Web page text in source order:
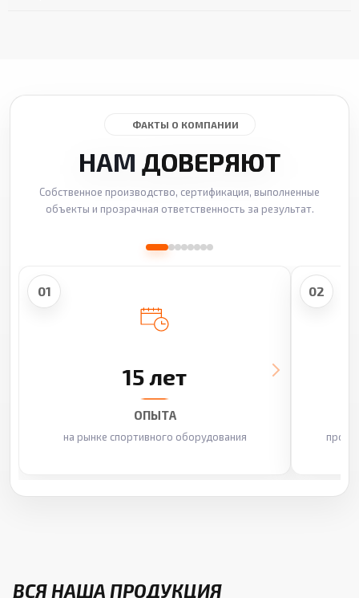
ФАКТЫ О КОМПАНИИ
НАМ ДОВЕРЯЮТ
Собственное производство, сертификация, выполненные
объекты и прозрачная ответственность за результат.
01
15 лет
ОПЫТА
на рынке спортивного оборудования
02
ВСЯ НАША ПРОДУКЦИЯ